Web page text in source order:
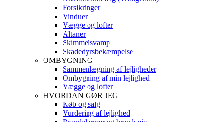
Forsikringer
Vinduer
Vægge og lofter
Altaner
Skimmelsvamp
Skadedyrsbekæmpelse
OMBYGNING
Sammenlægning af lejligheder
Ombygning af min lejlighed
Vægge og lofter
HVORDAN GØR JEG
Køb og salg
Vurdering af lejlighed